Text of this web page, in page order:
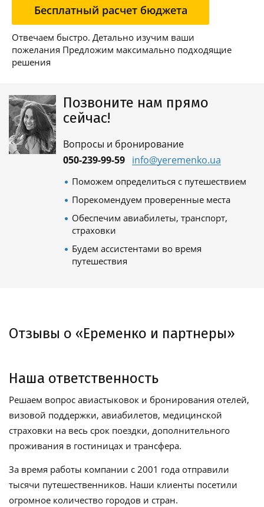
Бесплатный расчет бюджета
Отвечаем быстро. Детально изучим ваши
пожелания Предложим максимально подходящие
решения
Позвоните нам прямо
сейчас!
Вопросы и бронирование
050-239-99-59 info@yeremenko.ua
Поможем определиться с путешествием
Порекомендуем проверенные места
Обеспечим авиабилеты, транспорт,
страховки
Будем ассистентами во время
путешествия
Отзывы о «Еременко и партнеры»
Наша ответственность
Решаем вопрос авиастыковок и бронирования отелей,
визовой поддержки, авиабилетов, медицинской
страховки на весь срок поездки, дополнительного
проживания в гостиницах и трансфера.
За время работы компании с 2001 года отправили
тысячи путешественников. Наши клиенты посетили
огромное количество городов и стран.